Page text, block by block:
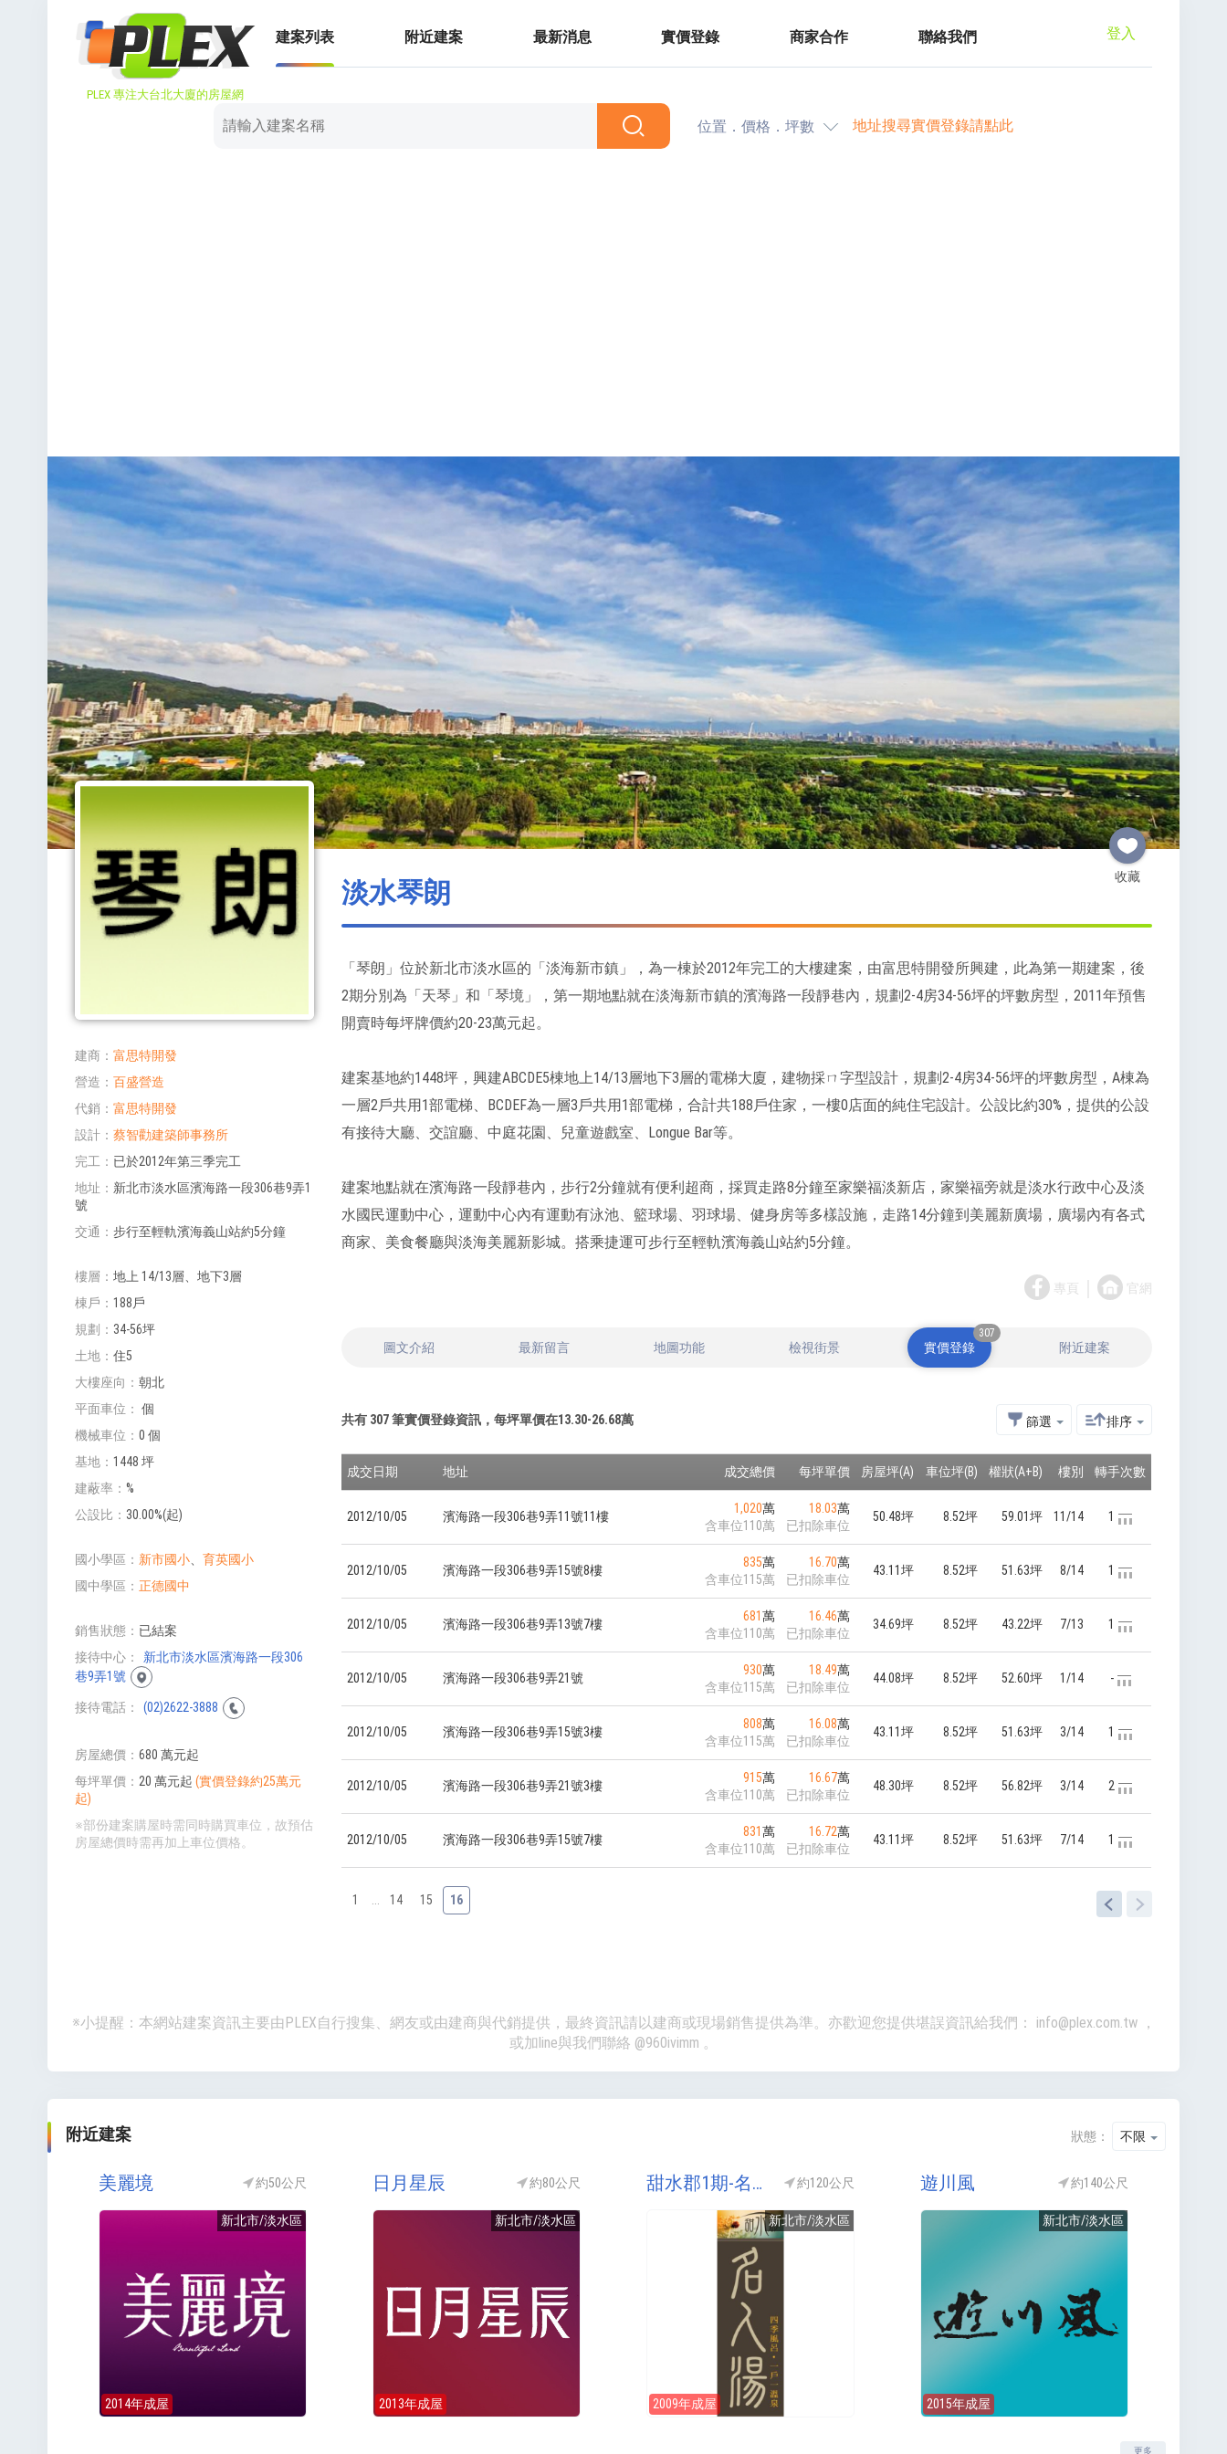
PLEX 專注大台北大廈的房屋網
建案列表 附近建案 最新消息 實價登錄 商家合作 聯絡我們 登入
位置．價格．坪數 地址搜尋實價登錄請點此
收藏
建商
富思特開發
營造
百盛營造
代銷
富思特開發
設計
蔡智勸建築師事務所
完工
已於2012年第三季完工
地址
新北市淡水區濱海路一段306巷9弄1
號
交通
步行至輕軌濱海義山站約5分鐘
樓層
地上 14/13層、地下3層
棟戶
188戶
規劃
34-56坪
土地
住5
大樓座向
朝北
平面車位
個
機械車位
0 個
基地
1448 坪
建蔽率
%
公設比
30.00%(起)
國小學區 新市國小、 育英國小
國中學區
正德國中
銷售狀態
已結案
接待中心
新北市淡水區濱海路一段306
巷9弄1號
接待電話 (02)2622-3888
房屋總價
680 萬元起
每坪單價
20 萬元起 (實價登錄約25萬元
起)
※部份建案購屋時需同時購買車位，故預估
房屋總價時需再加上車位價格。
淡水琴朗
「琴朗」位於新北市淡水區的「淡海新市鎮」，為一棟於2012年完工的大樓建案，由富思特開發所興建，此為第一期建案，後
2期分別為「天琴」和「琴境」，第一期地點就在淡海新市鎮的濱海路一段靜巷內，規劃2-4房34-56坪的坪數房型，2011年預售
開賣時每坪牌價約20-23萬元起。
建案基地約1448坪，興建ABCDE5棟地上14/13層地下3層的電梯大廈，建物採ㄇ字型設計，規劃2-4房34-56坪的坪數房型，A棟為
一層2戶共用1部電梯、BCDEF為一層3戶共用1部電梯，合計共188戶住家，一樓0店面的純住宅設計。公設比約30%，提供的公設
有接待大廳、交誼廳、中庭花園、兒童遊戲室、Longue Bar等。
建案地點就在濱海路一段靜巷內，步行2分鐘就有便利超商，採買走路8分鐘至家樂福淡新店，家樂福旁就是淡水行政中心及淡
水國民運動中心，運動中心內有運動有泳池、籃球場、羽球場、健身房等多樣設施，走路14分鐘到美麗新廣場，廣場內有各式
商家、美食餐廳與淡海美麗新影城。搭乘捷運可步行至輕軌濱海義山站約5分鐘。
專頁 官網
圖文介紹 最新留言 地圖功能 檢視街景 實價登錄
307
附近建案
共有 307筆實價登錄資訊，每坪單價在13.30-26.68萬 篩選 排序
成交日期 地址 成交總價 每坪單價 房屋坪(A) 車位坪(B) 權狀(A+B) 樓別 轉手次數
2012/10/05 濱海路一段306巷9弄11號11樓
1,020萬
含車位110萬
18.03萬
已扣除車位
50.48坪 8.52坪 59.01坪 11/14 1
2012/10/05 濱海路一段306巷9弄15號8樓
835萬
含車位115萬
16.70萬
已扣除車位
43.11坪 8.52坪 51.63坪 8/14 1
2012/10/05 濱海路一段306巷9弄13號7樓
681萬
含車位110萬
16.46萬
已扣除車位
34.69坪 8.52坪 43.22坪 7/13 1
2012/10/05 濱海路一段306巷9弄21號
930萬
含車位115萬
18.49萬
已扣除車位
44.08坪 8.52坪 52.60坪 1/14 -
2012/10/05 濱海路一段306巷9弄15號3樓
808萬
含車位115萬
16.08萬
已扣除車位
43.11坪 8.52坪 51.63坪 3/14 1
2012/10/05 濱海路一段306巷9弄21號3樓
915萬
含車位110萬
16.67萬
已扣除車位
48.30坪 8.52坪 56.82坪 3/14 2
2012/10/05 濱海路一段306巷9弄15號7樓
831萬
含車位110萬
16.72萬
已扣除車位
43.11坪 8.52坪 51.63坪 7/14 1
1 14 15 16
※小提醒：本網站建案資訊主要由PLEX自行搜集、網友或由建商與代銷提供，最終資訊請以建商或現場銷售提供為準。亦歡迎您提供堪誤資訊給我們： info@plex.com.tw，
或加line與我們聯絡 @960ivimm 。
附近建案 狀態： 不限
美麗境 約50公尺
新北市/淡水區
2014年成屋
日月星辰 約80公尺
新北市/淡水區
2013年成屋
甜水郡1期-名人湯(甜水郡名人湯) 約120公尺
新北市/淡水區
2009年成屋
遊川風 約140公尺
新北市/淡水區
2015年成屋
更多